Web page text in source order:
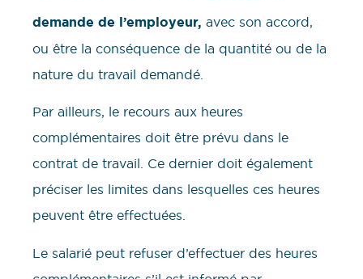
demande de l’employeur, avec son accord,
ou être la conséquence de la quantité ou de la
nature du travail demandé.
Par ailleurs, le recours aux heures
complémentaires doit être prévu dans le
contrat de travail. Ce dernier doit également
préciser les limites dans lesquelles ces heures
peuvent être effectuées.
Le salarié peut refuser d’effectuer des heures